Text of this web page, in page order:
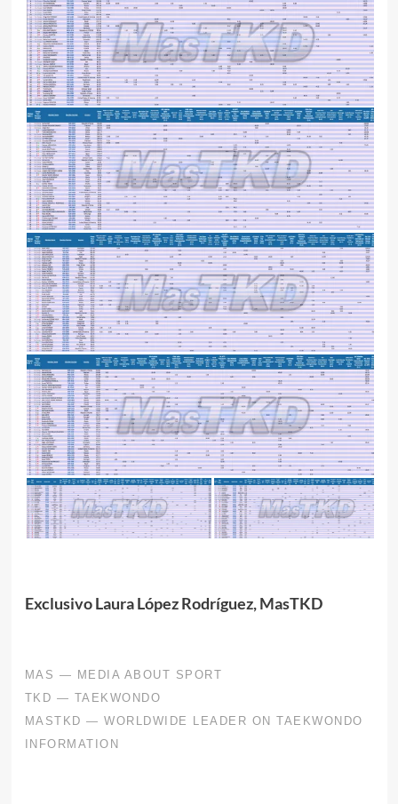
Exclusivo Laura López Rodríguez, MasTKD